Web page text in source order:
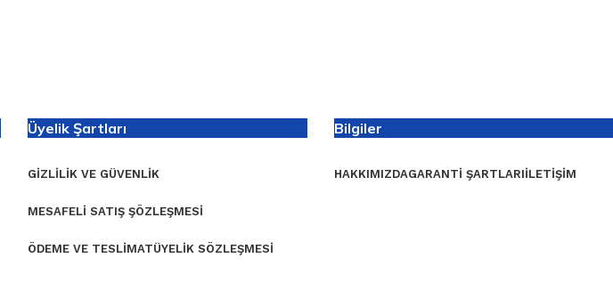
Üyelik Şartları
GIZLILIK VE GÜVENLIK
MESAFELI SATIŞ ŞÖZLEŞMESI
ÖDEME VE TESLIMATÜYELIK SÖZLEŞMESI
Bilgiler
HAKKIMIZDAGARANTI ŞARTLARIİLETIŞIM